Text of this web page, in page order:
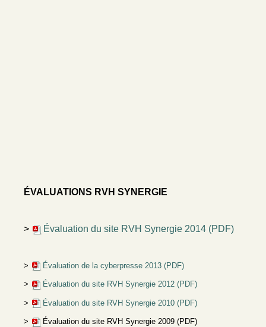
ÉVALUATIONS RVH SYNERGIE
> Évaluation du site RVH Synergie 2014 (PDF)
> Évaluation de la cyberpresse 2013 (PDF)
> Évaluation du site RVH Synergie 2012 (PDF)
> Évaluation du site RVH Synergie 2010 (PDF)
> Évaluation du site RVH Synergie 2009 (PDF)